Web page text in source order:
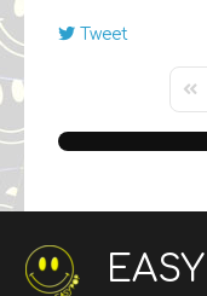
Tweet
EASY